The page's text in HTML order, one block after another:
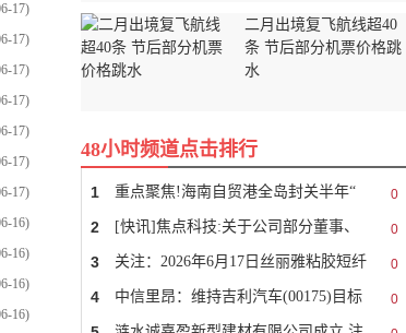
17)
17)
17)
17)
17)
17)
17)
16)
16)
16)
16)
二月出境复飞航线超40
条 节后部分机票价格跳
水
48小时频道点击排行
0
1 重点聚焦!海南自贸港全岛封关半年“
0
2 [快讯]焦点科技:关于公司部分董事、
0
3 关注：2026年6月17日丝丽雅粘胶短纤
0
4 中信里昂：维持吉利汽车(00175)目标